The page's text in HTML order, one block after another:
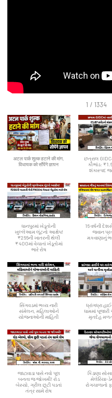
1 / 1334
अटल पार्क शुल्क हटाने की मांग,
विधायक को सौंपेंगे ज्ञापन
છત્રાલ
કૌભાંડ:
શંકાસ્પદ
ધાનપુરમાં ખેડૂતોની
ખુલ્લેઆમ લૂંટનો આક્ષેપ!
₹266ની ખાતરની થેલી
₹400માં વેચાતાં ખેડૂતોમાં
ભારે રોષ
16 વર્ષની
જવાન
મકવાણાનું
સિંગવડમાં ભવ્ય નારી
સંમેલન, મહિલાઓને
યોજનાઓની માહિતી
ધ્રાંગધ્રા
ધામમાં
મૃતદેહ
જાટાવાડા પાસે નવો પૂલ
બનતા જ જોખમી! રોડ
બેસ્યો, ગ્રીલ છૂટી પડતાં
તંત્ર સામે રોષ
કિડાણા
મેલેરિયા-
રોગચાળાનો